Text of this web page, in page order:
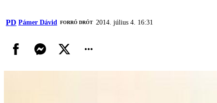
PD Pámer Dávid FORRÓ DRÓT 2014. július 4. 16:31